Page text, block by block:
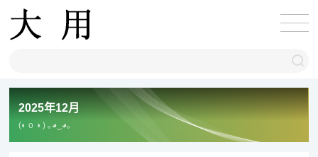
2025年12月
(◐ o ◑ ) ｡◕‿◕｡